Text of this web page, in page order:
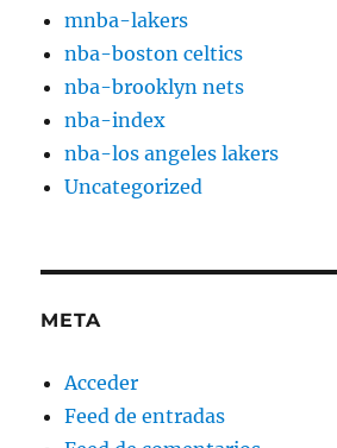
mnba-lakers
nba-boston celtics
nba-brooklyn nets
nba-index
nba-los angeles lakers
Uncategorized
META
Acceder
Feed de entradas